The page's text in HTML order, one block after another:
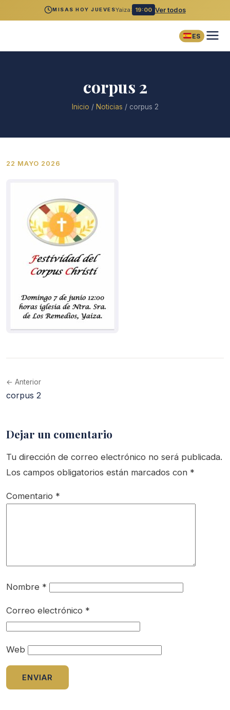
MISAS HOY JUEVESYaiza: 19:00 Ver todos
ES
corpus 2
Inicio / Noticias / corpus 2
22 MAYO 2026
← Anterior
corpus 2
Dejar un comentario
Tu dirección de correo electrónico no será publicada.
Los campos obligatorios están marcados con *
Comentario *
Nombre *
Correo electrónico *
Web